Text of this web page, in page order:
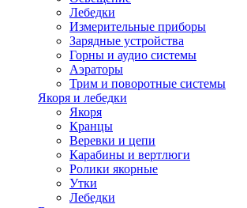
Лебедки
Измерительные приборы
Зарядные устройства
Горны и аудио системы
Аэраторы
Трим и поворотные системы
Якоря и лебедки
Якоря
Кранцы
Веревки и цепи
Карабины и вертлюги
Ролики якорные
Утки
Лебедки